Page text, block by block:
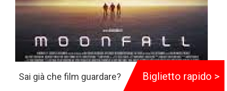
Sai già che film guardare? Biglietto rapido >